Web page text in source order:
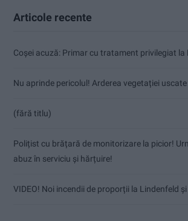
Articole recente
Coșei acuză: Primar cu tratament privilegiat la
Nu aprinde pericolul! Arderea vegetației
(fără titlu)
Polițist cu brățară de monitorizare la picior!
abuz în serviciu și hărțuire!
VIDEO! Noi incendii de proporții la Lindenfeld